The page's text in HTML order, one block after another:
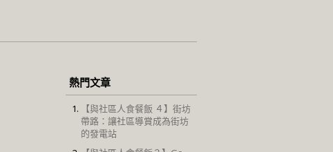
熱門文章
【與社區人食餐飯 ４】街坊
帶路：讓社區導賞成為街坊
的發電站